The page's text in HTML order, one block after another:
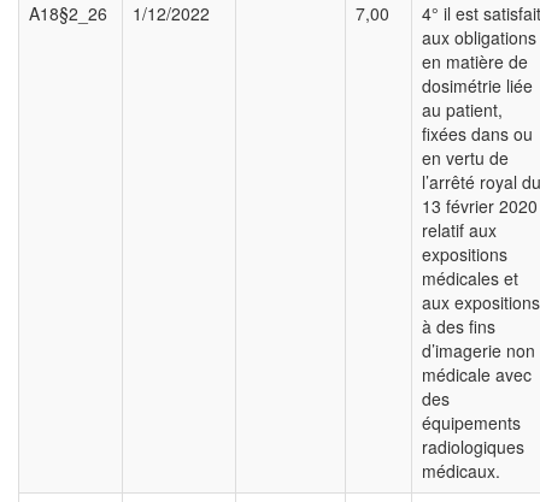
A18§2_26
1/12/2022 7,00
4° il est satisfait
aux obligations
en matière de
dosimétrie liée
au patient,
fixées dans ou
en vertu de
l’arrêté royal du
13 février 2020
relatif aux
expositions
médicales et
aux expositions
à des fins
d’imagerie non
médicale avec
des
équipements
radiologiques
médicaux.